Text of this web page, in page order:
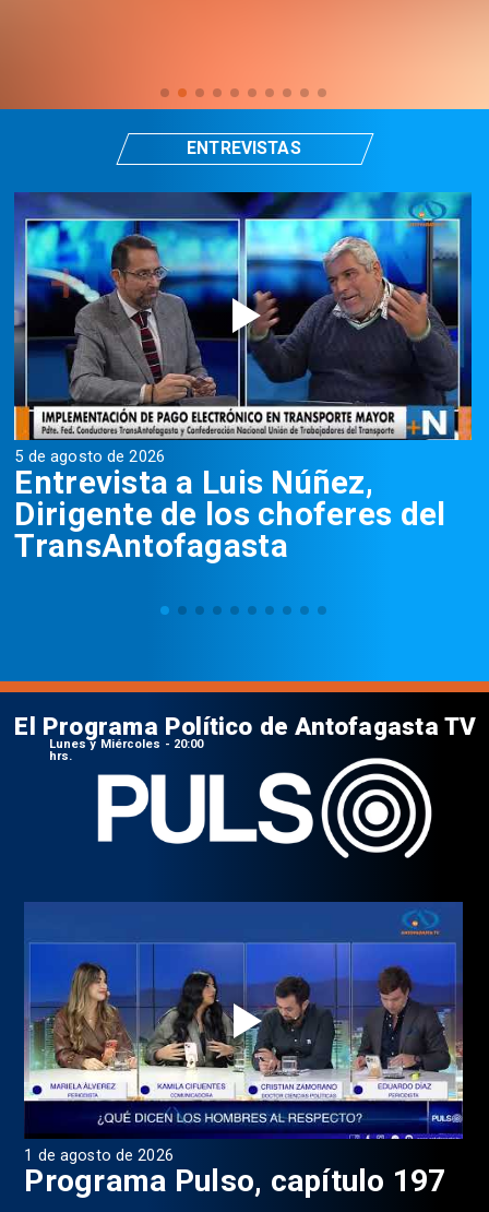
5 de agosto de 2026
Entrevista a Luis Núñez,
Dirigente de los choferes del
TransAntofagasta
ENTREVISTAS
1 de agosto de 2026
Programa Pulso, capítulo 197
El Programa Político de Antofagasta TV
Lunes y Miércoles - 20:00
hrs.